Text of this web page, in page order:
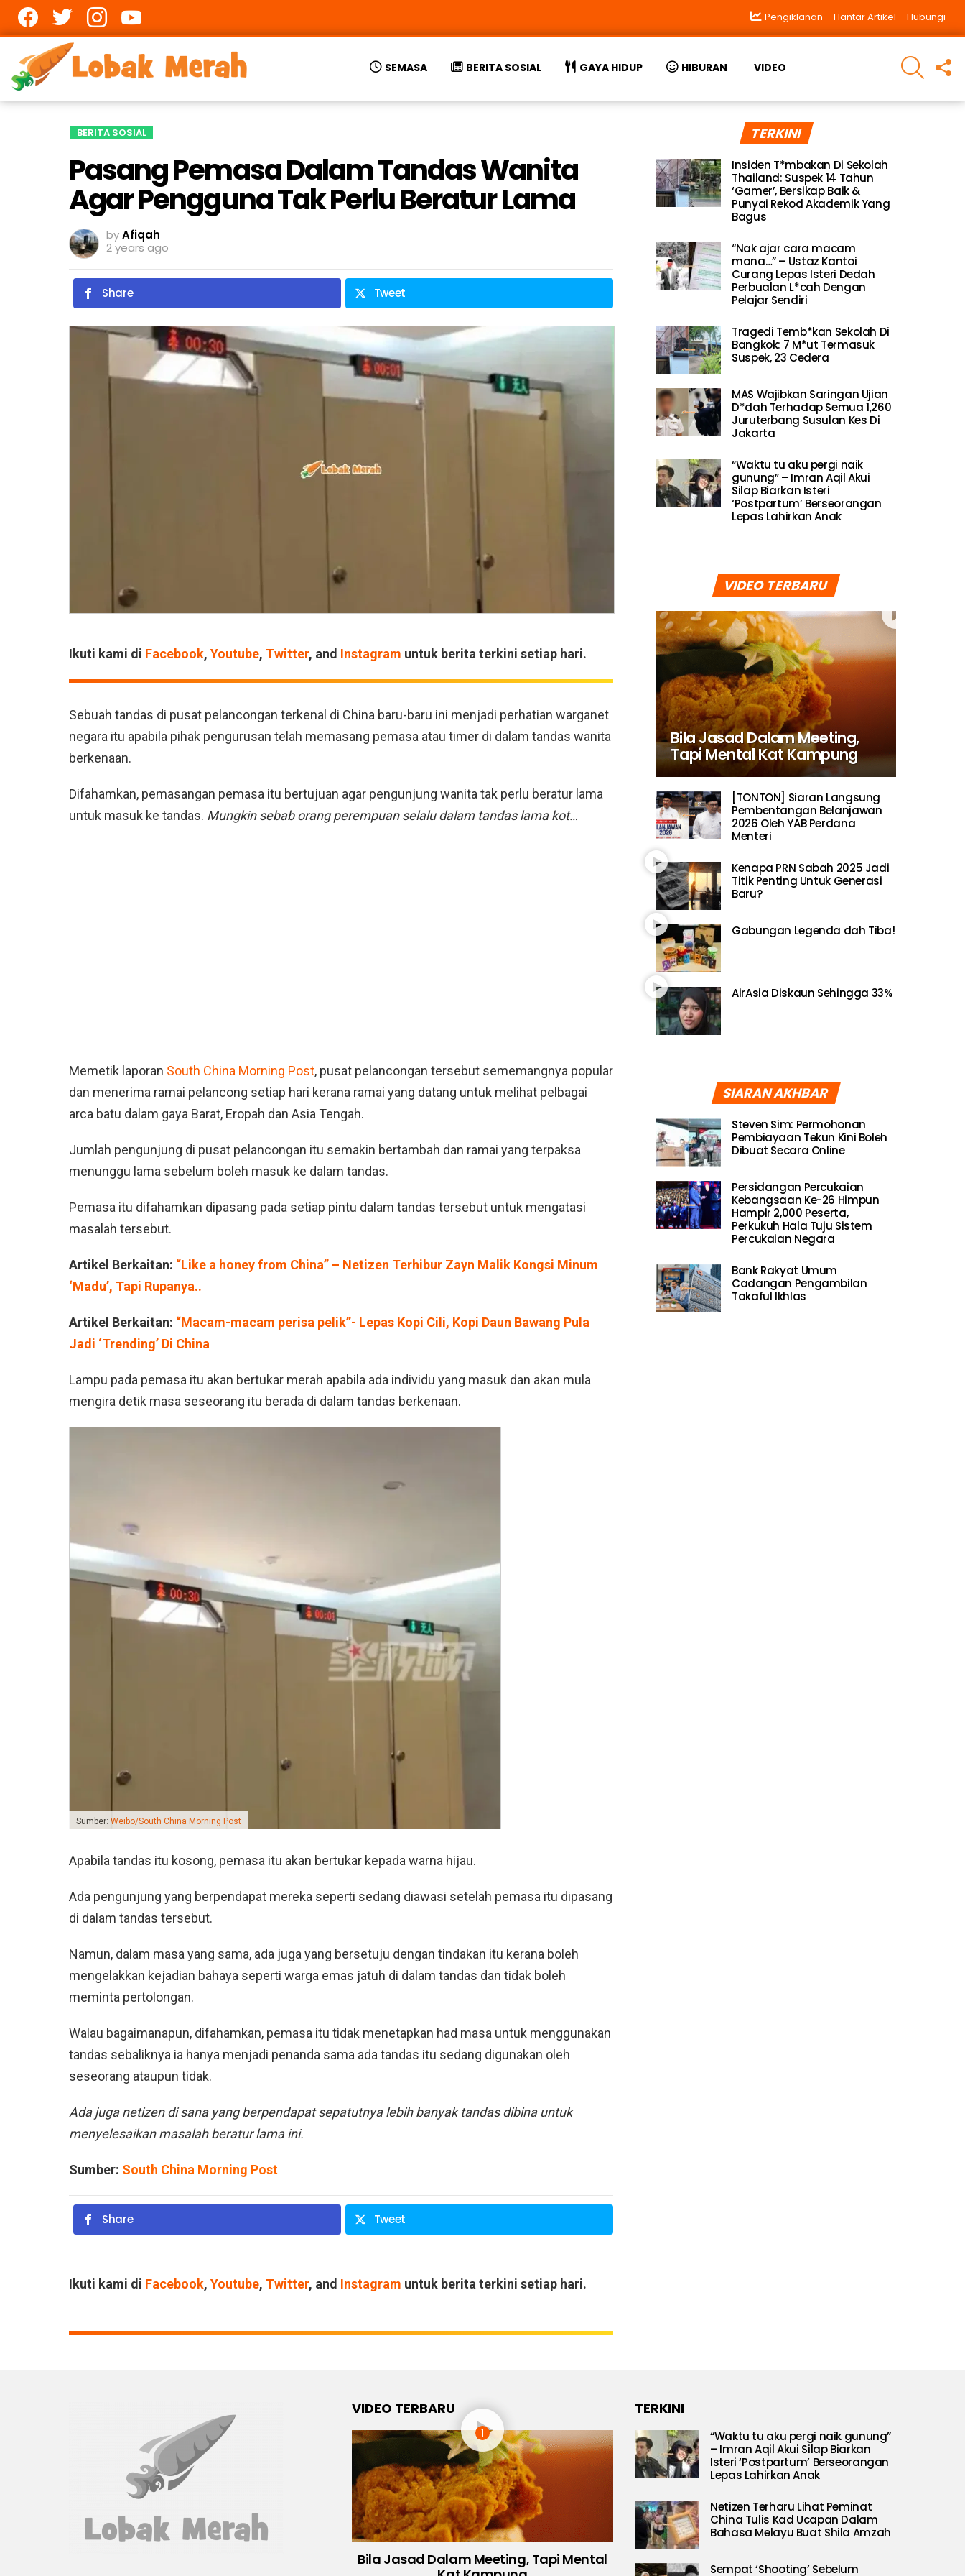
Pengiklanan Hantar Artikel Hubungi
SEMASA BERITA SOSIAL GAYA HIDUP HIBURAN VIDEO
SEARCH
BERITA SOSIAL
Pasang Pemasa Dalam Tandas Wanita
Agar Pengguna Tak Perlu Beratur Lama
byAfiqah
2 years ago
Share Tweet
Ikuti kami di Facebook, Youtube, Twitter, and Instagram untuk berita terkini setiap hari.
Sebuah tandas di pusat pelancongan terkenal di China baru-baru ini menjadi perhatian warganet
negara itu apabila pihak pengurusan telah memasang pemasa atau timer di dalam tandas wanita
berkenaan.
Difahamkan, pemasangan pemasa itu bertujuan agar pengunjung wanita tak perlu beratur lama
untuk masuk ke tandas. Mungkin sebab orang perempuan selalu dalam tandas lama kot…
Memetik laporan South China Morning Post, pusat pelancongan tersebut sememangnya popular
dan menerima ramai pelancong setiap hari kerana ramai yang datang untuk melihat pelbagai
arca batu dalam gaya Barat, Eropah dan Asia Tengah.
Jumlah pengunjung di pusat pelancongan itu semakin bertambah dan ramai yang terpaksa
menunggu lama sebelum boleh masuk ke dalam tandas.
Pemasa itu difahamkan dipasang pada setiap pintu dalam tandas tersebut untuk mengatasi
masalah tersebut.
Artikel Berkaitan: “Like a honey from China” – Netizen Terhibur Zayn Malik Kongsi Minum
‘Madu’, Tapi Rupanya..
Artikel Berkaitan: “Macam-macam perisa pelik”- Lepas Kopi Cili, Kopi Daun Bawang Pula
Jadi ‘Trending’ Di China
Lampu pada pemasa itu akan bertukar merah apabila ada individu yang masuk dan akan mula
mengira detik masa seseorang itu berada di dalam tandas berkenaan.
Sumber: Weibo/South China Morning Post
Apabila tandas itu kosong, pemasa itu akan bertukar kepada warna hijau.
Ada pengunjung yang berpendapat mereka seperti sedang diawasi setelah pemasa itu dipasang
di dalam tandas tersebut.
Namun, dalam masa yang sama, ada juga yang bersetuju dengan tindakan itu kerana boleh
mengelakkan kejadian bahaya seperti warga emas jatuh di dalam tandas dan tidak boleh
meminta pertolongan.
Walau bagaimanapun, difahamkan, pemasa itu tidak menetapkan had masa untuk menggunakan
tandas sebaliknya ia hanya menjadi penanda sama ada tandas itu sedang digunakan oleh
seseorang ataupun tidak.
Ada juga netizen di sana yang berpendapat sepatutnya lebih banyak tandas dibina untuk
menyelesaikan masalah beratur lama ini.
Sumber: South China Morning Post
Share Tweet
Ikuti kami di Facebook, Youtube, Twitter, and Instagram untuk berita terkini setiap hari.
TERKINI
Insiden T*mbakan Di Sekolah
Thailand: Suspek 14 Tahun
‘Gamer’, Bersikap Baik &
Punyai Rekod Akademik Yang
Bagus
“Nak ajar cara macam
mana…” – Ustaz Kantoi
Curang Lepas Isteri Dedah
Perbualan L*cah Dengan
Pelajar Sendiri
Tragedi Temb*kan Sekolah Di
Bangkok: 7 M*ut Termasuk
Suspek, 23 Cedera
MAS Wajibkan Saringan Ujian
D*dah Terhadap Semua 1,260
Juruterbang Susulan Kes Di
Jakarta
“Waktu tu aku pergi naik
gunung” – Imran Aqil Akui
Silap Biarkan Isteri
‘Postpartum’ Berseorangan
Lepas Lahirkan Anak
VIDEO TERBARU
Bila Jasad Dalam Meeting,
Tapi Mental Kat Kampung
[TONTON] Siaran Langsung
Pembentangan Belanjawan
2026 Oleh YAB Perdana
Menteri
Kenapa PRN Sabah 2025 Jadi
Titik Penting Untuk Generasi
Baru?
Gabungan Legenda dah Tiba!
AirAsia Diskaun Sehingga 33%
SIARAN AKHBAR
Steven Sim: Permohonan
Pembiayaan Tekun Kini Boleh
Dibuat Secara Online
Persidangan Percukaian
Kebangsaan Ke-26 Himpun
Hampir 2,000 Peserta,
Perkukuh Hala Tuju Sistem
Percukaian Negara
Bank Rakyat Umum
Cadangan Pengambilan
Takaful Ikhlas
VIDEO TERBARU
Bila Jasad Dalam Meeting, Tapi Mental
TERKINI
“Waktu tu aku pergi naik gunung”
– Imran Aqil Akui Silap Biarkan
Isteri ‘Postpartum’ Berseorangan
Lepas Lahirkan Anak
Netizen Terharu Lihat Peminat
China Tulis Kad Ucapan Dalam
Bahasa Melayu Buat Shila Amzah
Sempat ‘Shooting’ Sebelum